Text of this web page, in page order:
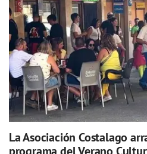
La Asociación Costalago